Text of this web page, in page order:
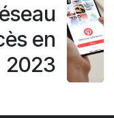
en
2023